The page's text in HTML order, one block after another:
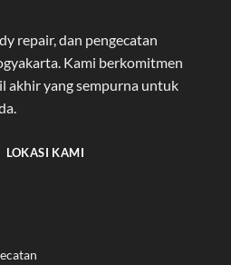
repair, dan pengecatan
. Kami berkomitmen
akhir yang sempurna untuk
LOKASI KAMI